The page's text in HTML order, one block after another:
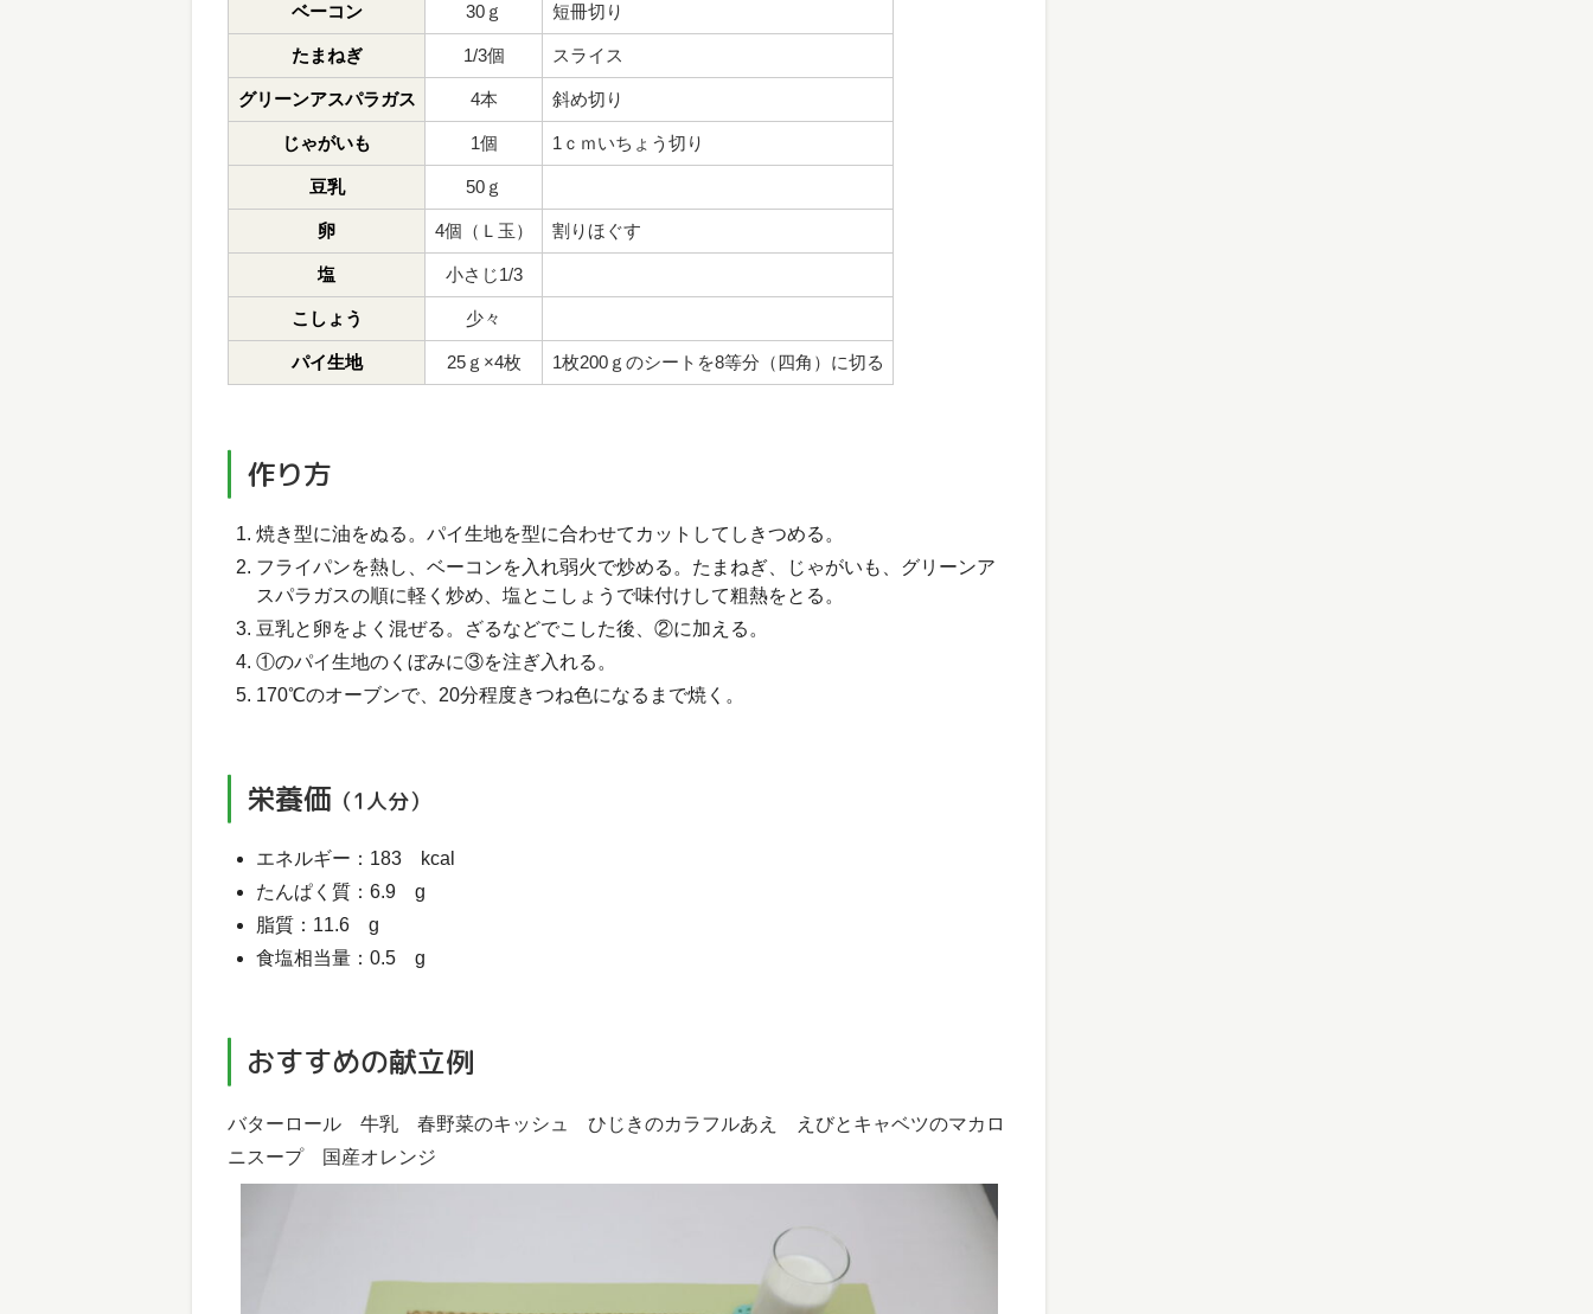
ベーコン 30ｇ 短冊切り
たまねぎ 1/3個 スライス
グリーンアスパラガス 4本 斜め切り
じゃがいも 1個 1ｃｍいちょう切り
豆乳 50ｇ
卵 4個（Ｌ玉） 割りほぐす
塩 小さじ1/3
こしょう 少々
パイ生地 25ｇ×4枚 1枚200ｇのシートを8等分（四角）に切る
作り方
焼き型に油をぬる。パイ生地を型に合わせてカットしてしきつめる。
フライパンを熱し、ベーコンを入れ弱火で炒める。たまねぎ、じゃがいも、グリーンア
スパラガスの順に軽く炒め、塩とこしょうで味付けして粗熱をとる。
豆乳と卵をよく混ぜる。ざるなどでこした後、②に加える。
①のパイ生地のくぼみに③を注ぎ入れる。
170℃のオーブンで、20分程度きつね色になるまで焼く。
栄養価 （1人分）
エネルギー：183 kcal
たんぱく質：6.9 g
脂質：11.6 g
食塩相当量：0.5 g
おすすめの献立例
バターロール 牛乳 春野菜のキッシュ ひじきのカラフルあえ えびとキャベツのマカロ
ニスープ 国産オレンジ